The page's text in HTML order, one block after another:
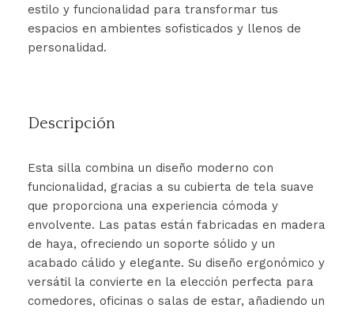
estilo y funcionalidad para transformar tus
espacios en ambientes sofisticados y llenos de
personalidad.
Descripción
Esta silla combina un diseño moderno con
funcionalidad, gracias a su cubierta de tela suave
que proporciona una experiencia cómoda y
envolvente. Las patas están fabricadas en madera
de haya, ofreciendo un soporte sólido y un
acabado cálido y elegante. Su diseño ergonómico y
versátil la convierte en la elección perfecta para
comedores, oficinas o salas de estar, añadiendo un